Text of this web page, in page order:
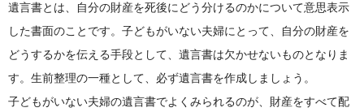
遺言書とは、自分の財産を死後にどう分けるのかについて意思表示
した書面のことです。子どもがいない夫婦にとって、自分の財産を
どうするかを伝える手段として、遺言書は欠かせないものとなりま
す。生前整理の一種として、必ず遺言書を作成しましょう。
子どもがいない夫婦の遺言書でよくみられるのが、財産をすべて配